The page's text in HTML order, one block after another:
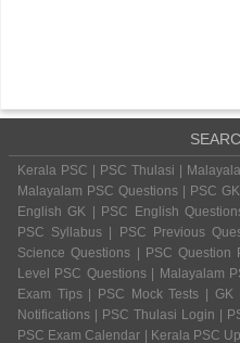
Kerala PSC | PSC Thulasi |
Malayalam PSC Questions | PSC
English GK | PSC English
PSC Syllabus | PSC Previous
Science Questions | PSC
Level PSC Questions | Malayalam
Exam Tips | PSC Mock Tests |
Notifications | PSC Thulasi Login |
PSC Exam Calendar | Kerala PSC